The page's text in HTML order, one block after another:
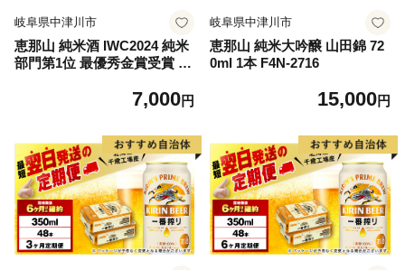
岐阜県中津川市
恵那山 純米酒 IWC2024 純米
部門第1位 最優秀金賞受賞 72
7,000円
岐阜県中津川市
恵那山 純米大吟醸 山田錦 72
0ml 1本 F4N-2716
15,000円